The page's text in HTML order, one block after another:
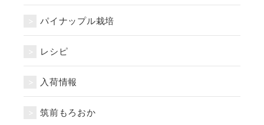
パイナップル栽培
レシピ
入荷情報
筑前もろおか